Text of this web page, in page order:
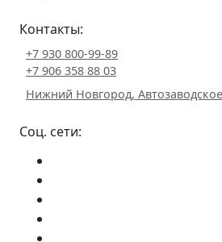
Контакты:
+7 930 800-99-89
+7 906 358 88 03
Нижний Новгород,
Соц. сети: